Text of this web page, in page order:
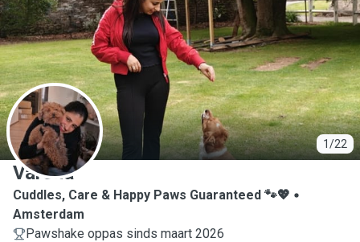
1/22
V
Varsha
Cuddles, Care & Happy Paws Guaranteed 🐾💖
Amsterdam
Pawshake oppas sinds maart 2026